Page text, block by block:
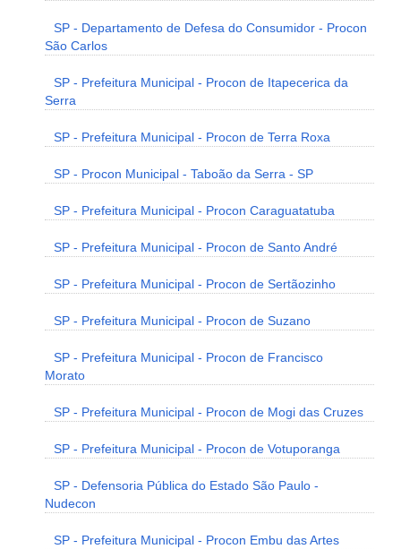
SP - Departamento de Defesa do Consumidor - Procon
São Carlos
SP - Prefeitura Municipal - Procon de Itapecerica da
Serra
SP - Prefeitura Municipal - Procon de Terra Roxa
SP - Procon Municipal - Taboão da Serra - SP
SP - Prefeitura Municipal - Procon Caraguatatuba
SP - Prefeitura Municipal - Procon de Santo André
SP - Prefeitura Municipal - Procon de Sertãozinho
SP - Prefeitura Municipal - Procon de Suzano
SP - Prefeitura Municipal - Procon de Francisco
Morato
SP - Prefeitura Municipal - Procon de Mogi das Cruzes
SP - Prefeitura Municipal - Procon de Votuporanga
SP - Defensoria Pública do Estado São Paulo -
Nudecon
SP - Prefeitura Municipal - Procon Embu das Artes